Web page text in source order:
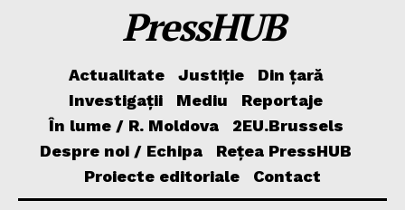
PressHUB
Actualitate Justiție
Din țară
Investigații
Mediu
Reportaje
În lume / R. Moldova
2EU.Brussels
Despre noi / Echipa
Rețea PressHUB
Proiecte editoriale
Contact